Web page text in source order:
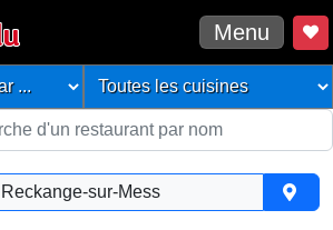
Menu
Reckange-sur-Mess